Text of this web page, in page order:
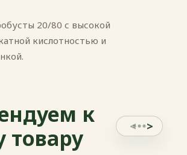
20/80 с высокой
кислотностью и
к
товару